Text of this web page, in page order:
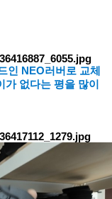
인 NEO러버로 교체
가 없다는 평을 많이